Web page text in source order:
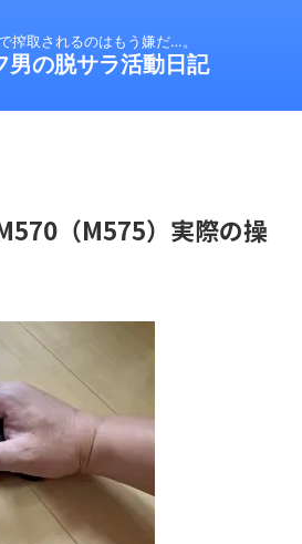
搾取されるのはもう嫌だ…。
男の脱サラ活動日記
（M575）実際の操